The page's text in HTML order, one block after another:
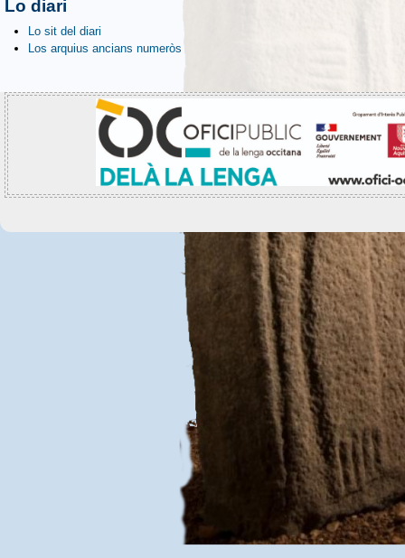
Lo diari
Lo sit del diari
Los arquius ancians numeròs